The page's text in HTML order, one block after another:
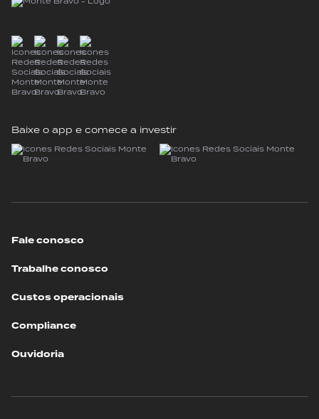
Baixe o app e comece a investir
Fale conosco
Trabalhe conosco
Custos operacionais
Compliance
Ouvidoria